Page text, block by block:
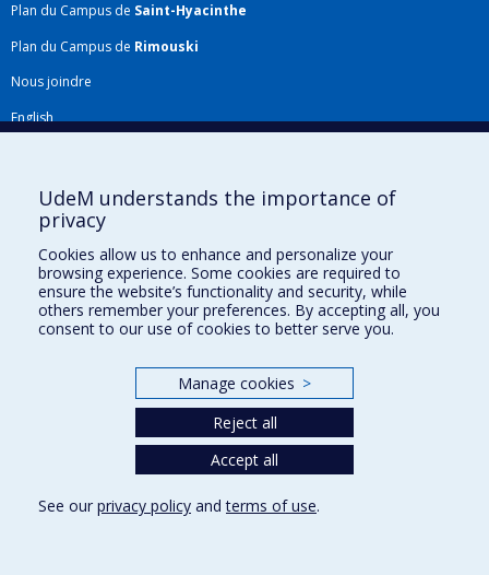
Plan du Campus de Saint-Hyacinthe
Plan du Campus de Rimouski
Nous joindre
English
Plan du site
Accessibilité
Gabarits et image de marque
Agenda FMV & calendrier académique
La Faculté de médecine vétérinaire de l'Université de Montréal détient
UdeM understands the importance of
privacy
Cookies allow us to enhance and personalize your
browsing experience. Some cookies are required to
ensure the website’s functionality and security, while
others remember your preferences. By accepting all, you
consent to our use of cookies to better serve you.
Manage cookies >
Reject all
Accept all
See our privacy policy andterms of use.